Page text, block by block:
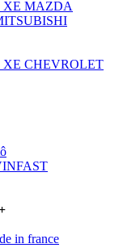
XE MAZDA
CHEVROLET
in france